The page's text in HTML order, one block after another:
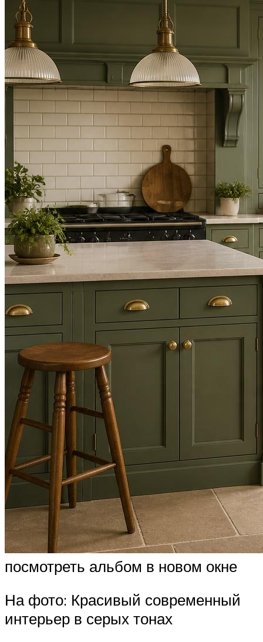
посмотреть альбом в новом окне
На фото: Красивый современный
интерьер в серых тонах